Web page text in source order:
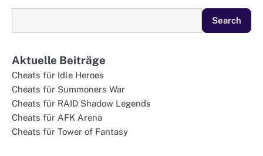
Search
Aktuelle Beiträge
Cheats für Idle Heroes
Cheats für Summoners War
Cheats für RAID Shadow Legends
Cheats für AFK Arena
Cheats für Tower of Fantasy